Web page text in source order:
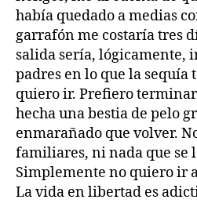
había quedado a medias
garrafón me costaría tres
salida sería, lógicamente,
padres en lo que la sequía
quiero ir. Prefiero
hecha una bestia de pelo
enmarañado que volver.
familiares, ni nada que se
Simplemente no quiero ir
La vida en libertad es